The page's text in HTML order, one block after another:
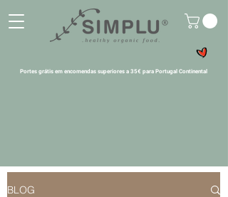
Portes grátis em encomendas superiores a 35€ para Portugal Continental
BLOG